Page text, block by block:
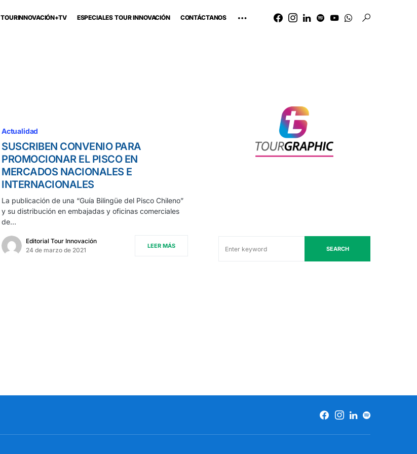
TOURINNOVACIÓN+TV ESPECIALES TOUR INNOVACIÓN CONTÁCTANOS
Actualidad
SUSCRIBEN CONVENIO PARA
PROMOCIONAR EL PISCO EN
MERCADOS NACIONALES E
INTERNACIONALES
La publicación de una “Guía Bilingüe del Pisco Chileno”
y su distribución en embajadas y oficinas comerciales
de…
Editorial Tour Innovación
24 de marzo de 2021
LEER MÁS SEARCH